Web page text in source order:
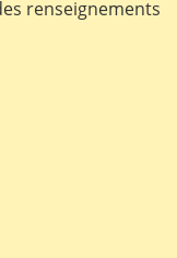
renseignements